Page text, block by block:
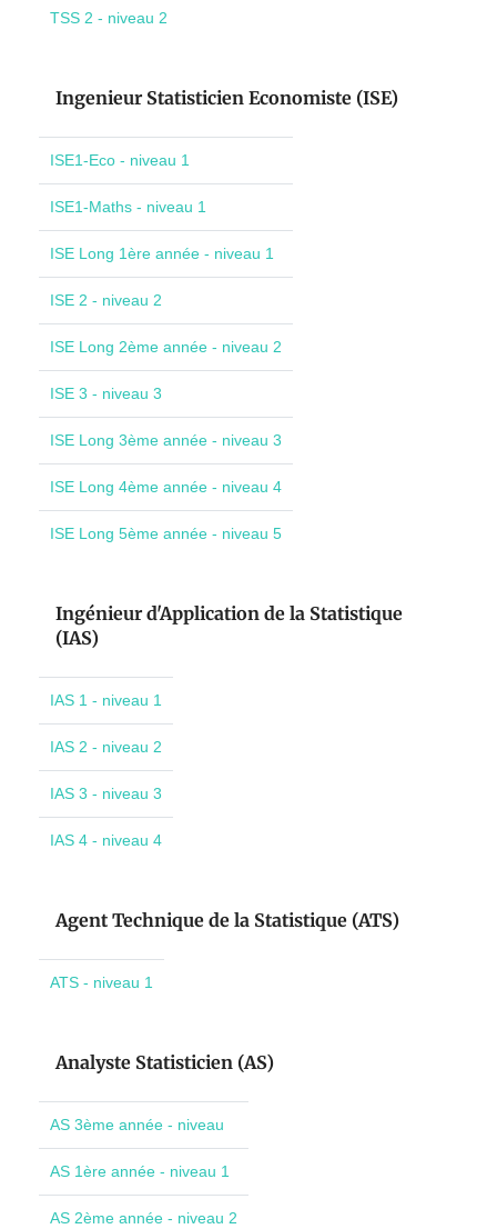
TSS 2 - niveau 2
Ingenieur Statisticien Economiste (ISE)
ISE1-Eco - niveau 1
ISE1-Maths - niveau 1
ISE Long 1ère année - niveau 1
ISE 2 - niveau 2
ISE Long 2ème année - niveau 2
ISE 3 - niveau 3
ISE Long 3ème année - niveau 3
ISE Long 4ème année - niveau 4
ISE Long 5ème année - niveau 5
Ingénieur d'Application de la Statistique
(IAS)
IAS 1 - niveau 1
IAS 2 - niveau 2
IAS 3 - niveau 3
IAS 4 - niveau 4
Agent Technique de la Statistique (ATS)
ATS - niveau 1
Analyste Statisticien (AS)
AS 3ème année - niveau
AS 1ère année - niveau 1
AS 2ème année - niveau 2